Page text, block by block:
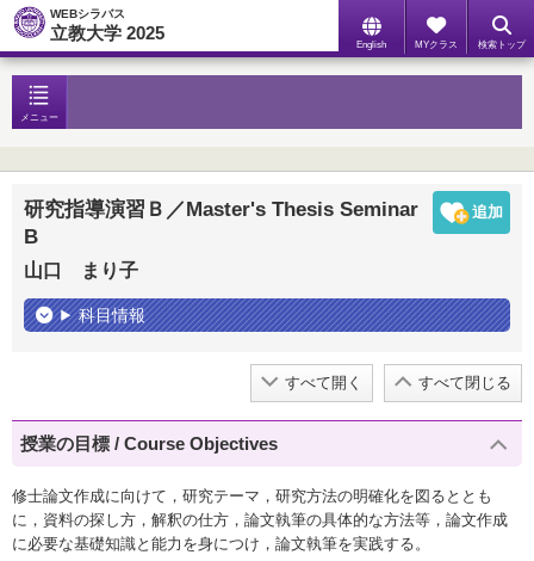
WEBシラバス
立教大学 2025
English MYクラス 検索トップ
メニュー
研究指導演習Ｂ／Master's Thesis Seminar
B
山口 まり子
科目情報
すべて開く すべて閉じる
授業の目標 / Course Objectives
修士論文作成に向けて，研究テーマ，研究方法の明確化を図るととも
に，資料の探し方，解釈の仕方，論文執筆の具体的な方法等，論文作成
に必要な基礎知識と能力を身につけ，論文執筆を実践する。